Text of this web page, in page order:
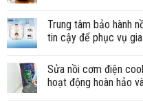
Trung tâm bảo hành
tin cậy để phục vụ
Sửa nồi cơm điện
hoạt động hoàn hảo